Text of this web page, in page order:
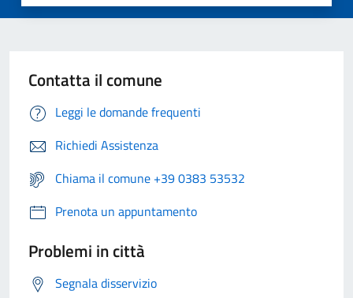
Contatta il comune
Leggi le domande frequenti
Richiedi Assistenza
Chiama il comune +39 0383 53532
Prenota un appuntamento
Problemi in città
Segnala disservizio